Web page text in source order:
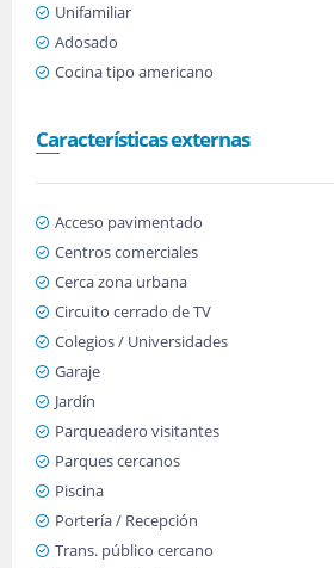
Unifamiliar
Adosado
Cocina tipo americano
Características externas
Acceso pavimentado
Centros comerciales
Cerca zona urbana
Circuito cerrado de TV
Colegios / Universidades
Garaje
Jardín
Parqueadero visitantes
Parques cercanos
Piscina
Portería / Recepción
Trans. público cercano